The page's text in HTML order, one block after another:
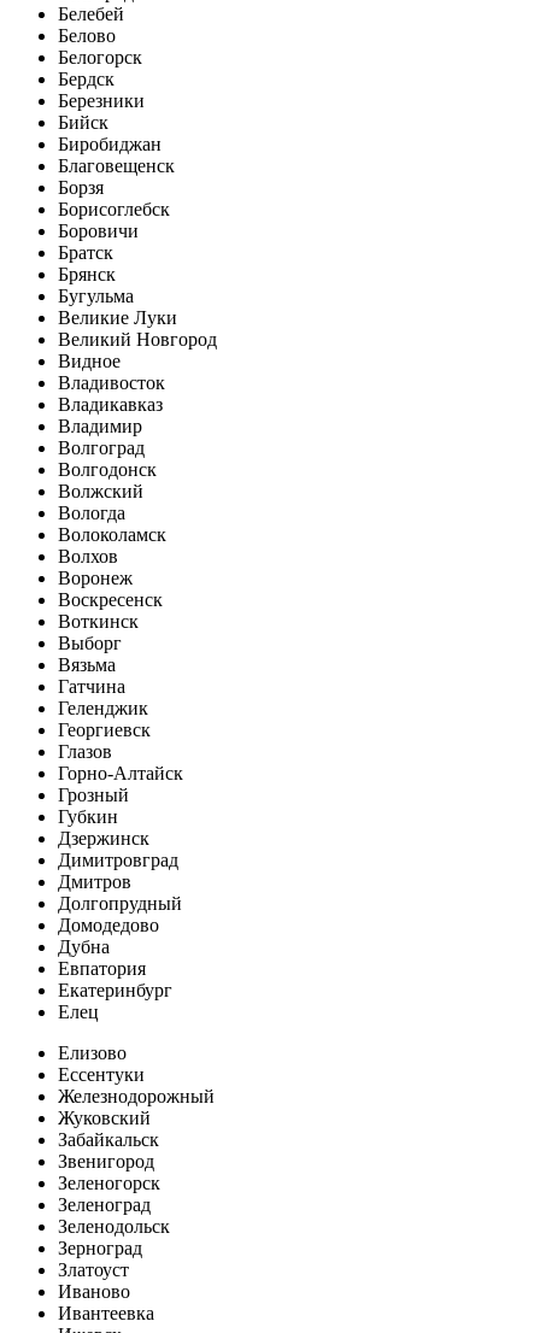
Белебей
Белово
Белогорск
Бердск
Березники
Бийск
Биробиджан
Благовещенск
Борзя
Борисоглебск
Боровичи
Братск
Брянск
Бугульма
Великие Луки
Великий Новгород
Видное
Владивосток
Владикавказ
Владимир
Волгоград
Волгодонск
Волжский
Вологда
Волоколамск
Волхов
Воронеж
Воскресенск
Воткинск
Выборг
Вязьма
Гатчина
Геленджик
Георгиевск
Глазов
Горно-Алтайск
Грозный
Губкин
Дзержинск
Димитровград
Дмитров
Долгопрудный
Домодедово
Дубна
Евпатория
Екатеринбург
Елец
Елизово
Ессентуки
Железнодорожный
Жуковский
Забайкальск
Звенигород
Зеленогорск
Зеленоград
Зеленодольск
Зерноград
Златоуст
Иваново
Ивантеевка